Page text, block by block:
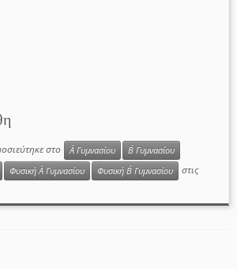
στο Α΄ Γυμνασίου
Β΄ Γυμνασίου
Φυσική Α΄ Γυμνασίου Φυσική Β΄ Γυμνασίου
στις